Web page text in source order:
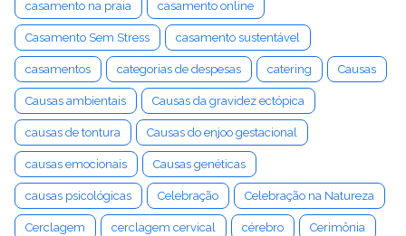
casamento na praia casamento online
Casamento Sem Stress casamento sustentável
casamentos categorias de despesas catering Causas
Causas ambientais Causas da gravidez ectópica
causas de tontura Causas do enjoo gestacional
causas emocionais Causas genéticas
causas psicológicas Celebração Celebração na Natureza
Cerclagem cerclagem cervical cérebro Cerimônia